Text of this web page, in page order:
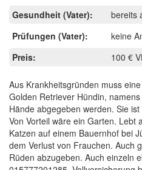
Gesundheit (Vater):
bereits
Prüfungen (Vater):
keine
Preis:
100 €
Aus Krankheitsgründen muss
Golden Retriever Hündin,
Hände abgegeben werden. Sie
Von Vorteil wäre ein Garten. Lebt
Katzen auf einem Bauernhof bei
dem Verlust von Frauchen. Auch
Rüden abzugeben. Auch einzeln